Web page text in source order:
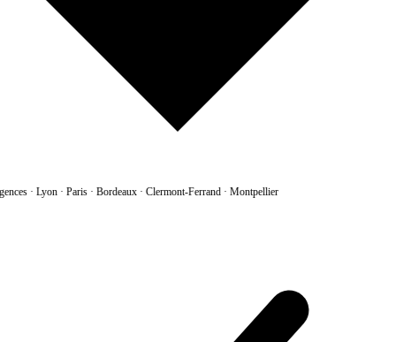
·Lyon · Paris · Bordeaux · Clermont-Ferrand · Montpellier